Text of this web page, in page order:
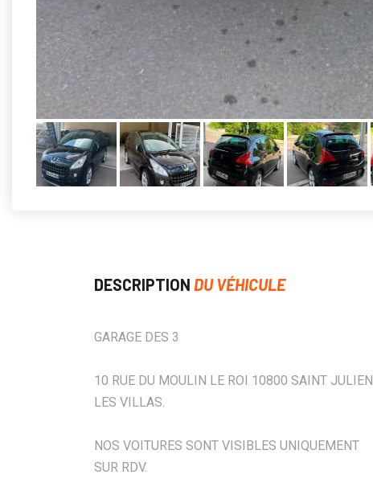
DESCRIPTION DU VÉHICULE
GARAGE DES 3
10 RUE DU MOULIN LE ROI 10800 SAINT JULIEN
LES VILLAS.
NOS VOITURES SONT VISIBLES UNIQUEMENT
SUR RDV.